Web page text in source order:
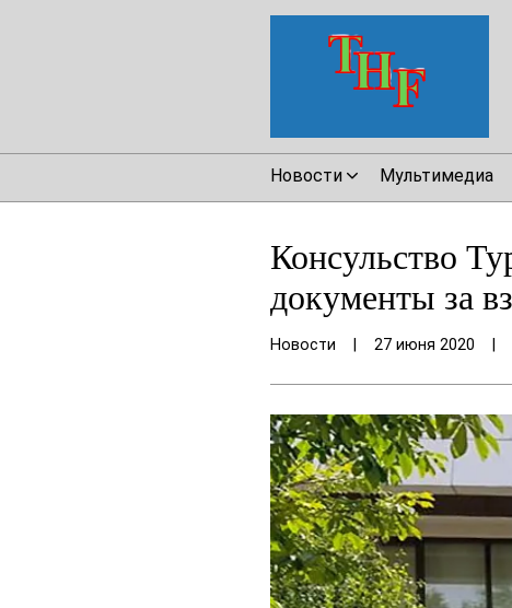
Новости Мультимедиа
Консульство
документы за
Новости 27 июня 2020